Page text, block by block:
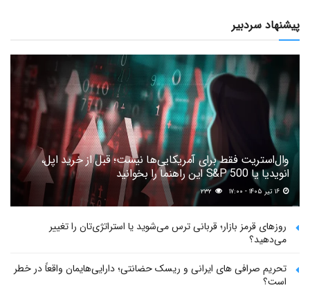
پیشنهاد سردبیر
وال‌استریت فقط برای آمریکایی‌ها نیست؛ قبل از خرید اپل،
انویدیا یا S&P 500 این راهنما را بخوانید
۲۳۲
روزهای قرمز بازار؛ قربانی ترس می‌شوید یا استراتژی‌تان را تغییر
می‌دهید؟
تحریم صرافی های ایرانی و ریسک حضانتی؛ دارایی‌هایمان واقعاً در خطر
است؟